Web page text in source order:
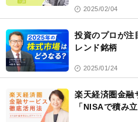
2025/02/04
投資のプロが
レンド銘柄
2025/01/24
楽天経済圏金融
「NISAで積み